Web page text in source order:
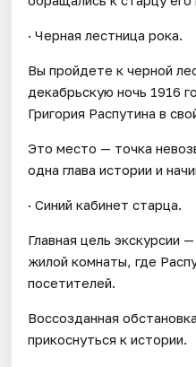
· Черная лестница рока.
Вы пройдете к черной
декабрьскую ночь 1916
Григория Распутина в
Это место — точка
одна глава истории и
· Синий кабинет старца.
Главная цель экскурсии
жилой комнаты, где
посетителей.
Воссозданная
прикоснуться к истории.